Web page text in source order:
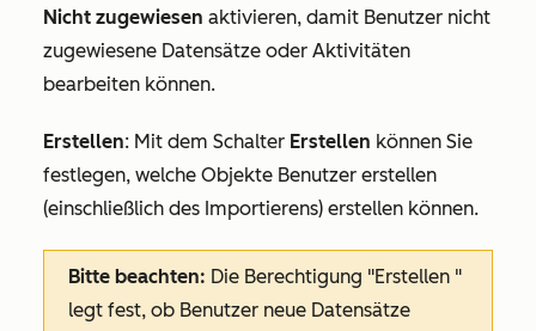
Nicht zugewiesen aktivieren, damit Benutzer nicht
zugewiesene Datensätze oder Aktivitäten
bearbeiten können.
Erstellen: Mit dem Schalter Erstellen können Sie
festlegen, welche Objekte Benutzer erstellen
(einschließlich des Importierens) erstellen können.
Bitte beachten: Die Berechtigung "Erstellen "
legt fest, ob Benutzer neue Datensätze